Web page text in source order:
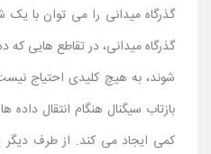
گذرگاه میدانی را می توان با
گذرگاه میدانی، در تقاطع هایی
شوند، به هیچ کلیدی احتیاج
بازتاب سیگنال هنگام انتقال
کمی ایجاد می کند. از طرف